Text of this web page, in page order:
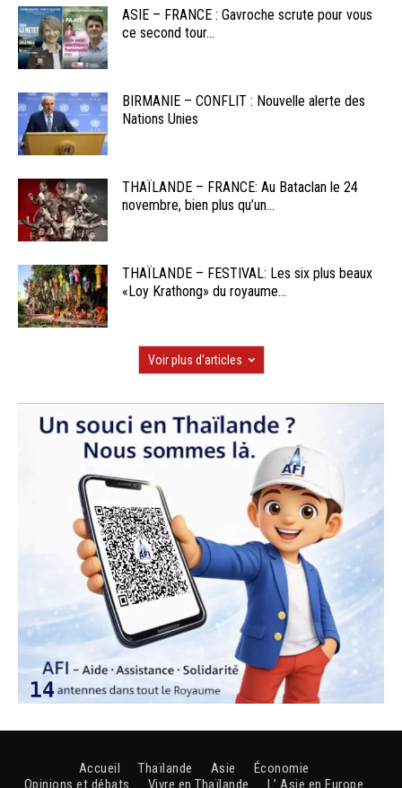
ASIE – FRANCE : Gavroche scrute pour vous
ce second tour...
BIRMANIE – CONFLIT : Nouvelle alerte des
Nations Unies
THAÏLANDE – FRANCE: Au Bataclan le 24
novembre, bien plus qu’un...
THAÏLANDE – FESTIVAL: Les six plus beaux
«Loy Krathong» du royaume...
Voir plus d'articles
Accueil Thaïlande Asie
Économie
Opinions et débats
Vivre en Thaïlande L’ Asie en Europe